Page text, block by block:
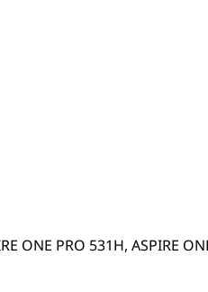
ONE PRO 531H, ASPIRE